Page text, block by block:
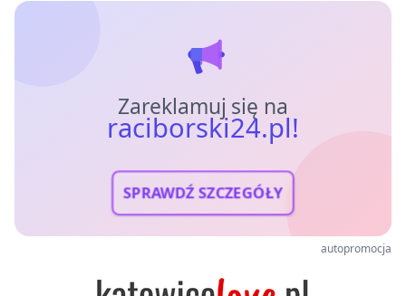
Zareklamuj się na
raciborski24.pl!
SPRAWDŹ SZCZEGÓŁY
autopromocja